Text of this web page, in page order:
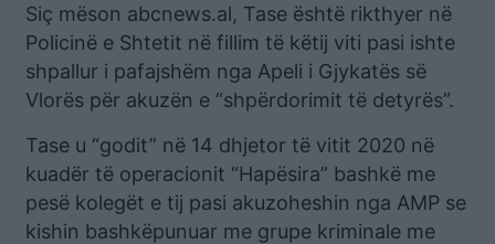
Siç mëson abcnews.al, Tase është rikthyer në
Policinë e Shtetit në fillim të këtij viti pasi ishte
shpallur i pafajshëm nga Apeli i Gjykatës së
Vlorës për akuzën e “shpërdorimit të detyrës”.
Tase u “godit” në 14 dhjetor të vitit 2020 në
kuadër të operacionit “Hapësira” bashkë me
pesë kolegët e tij pasi akuzoheshin nga AMP se
kishin bashkëpunuar me grupe kriminale me